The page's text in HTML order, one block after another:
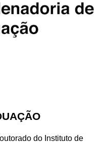
do Instituto de